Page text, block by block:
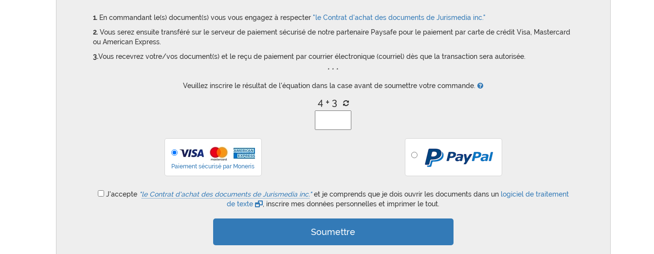
1.En commandant le(s) document(s) vous vous engagez à respecter "le Contrat d'achat des documents de Jurismedia inc."
2.Vous serez ensuite transféré sur le serveur de paiement sécurisé de notre partenaire Paysafe pour le paiement par carte de crédit Visa, Mastercard
ou American Express.
3.Vous recevrez votre/vos document(s) et le reçu de paiement par courrier électronique (courriel) dès que la transaction sera autorisée.
* * *
Veuillez inscrire le résultat de l'équation dans la case avant de soumettre votre commande.
4 + 3
Paiement sécurisé par Moneris
J'accepte "le Contrat d'achat des documents de Jurismedia inc."et je comprends que je dois ouvrir les documents dans un logiciel de traitement
de texte
, inscrire mes données personnelles et imprimer le tout.